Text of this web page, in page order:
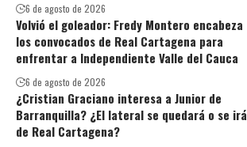
6 de agosto de 2026
Volvió el goleador: Fredy Montero encabeza
los convocados de Real Cartagena para
enfrentar a Independiente Valle del Cauca
6 de agosto de 2026
¿Cristian Graciano interesa a Junior de
Barranquilla? ¿El lateral se quedará o se irá
de Real Cartagena?